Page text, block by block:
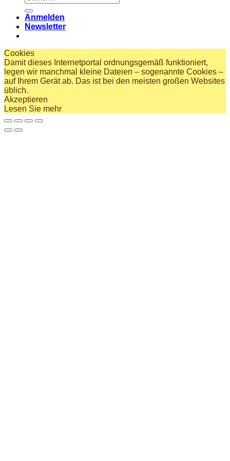
nach:
Anmelden
Newsletter
Cookies
Damit dieses Internetportal ordnungsgemäß funktioniert,
legen wir manchmal kleine Dateien – sogenannte Cookies –
auf Ihrem Gerät ab. Das ist bei den meisten großen Websites
üblich.
Akzeptieren
Lesen Sie mehr